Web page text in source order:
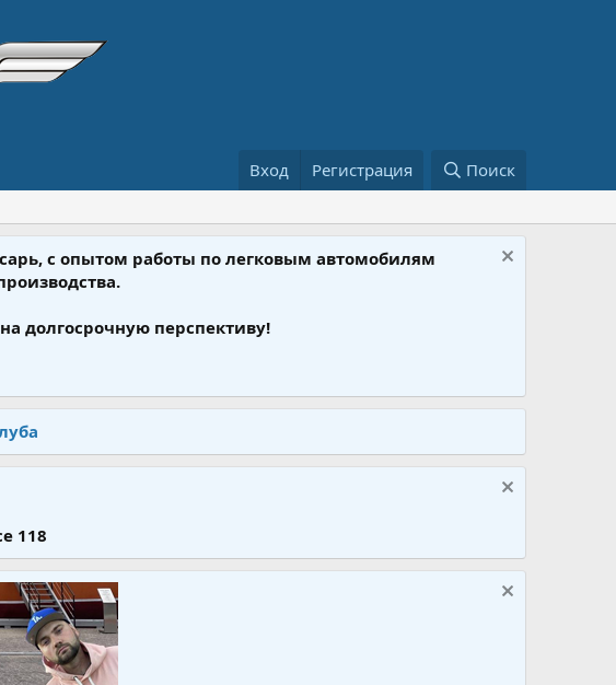
Вход Регистрация Поиск
с опытом работы по легковым автомобилям
долгосрочную перспективу!
118